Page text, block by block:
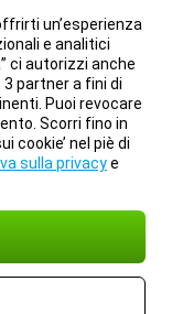
un’esperienza
e analitici
ci autorizzi anche
partner a fini di
Puoi revocare
Scorri fino in
cookie’ nel piè di
sulla privacye